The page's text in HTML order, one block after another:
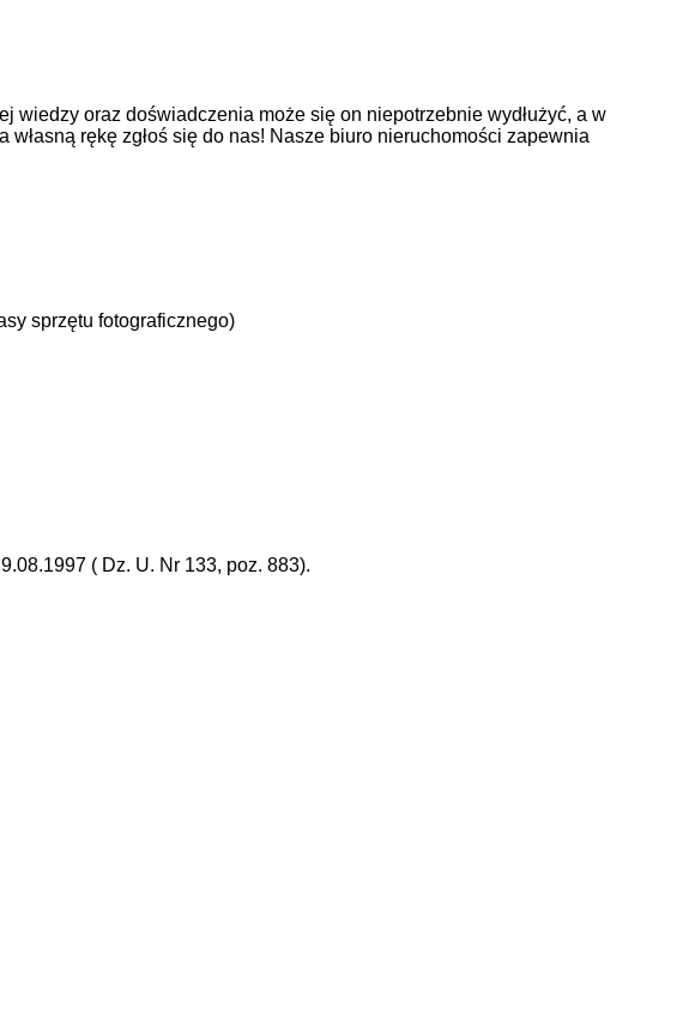
oraz doświadczenia może się on niepotrzebnie wydłużyć, a w
rękę zgłoś się do nas! Nasze biuro nieruchomości zapewnia
sprzętu fotograficznego)
( Dz. U. Nr 133, poz. 883).